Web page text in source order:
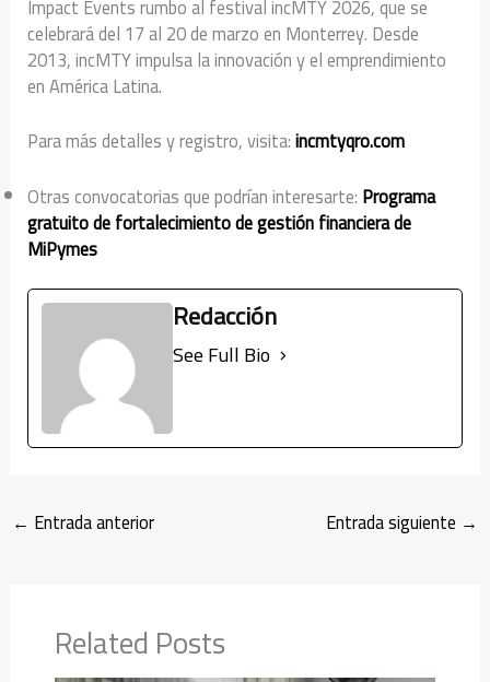
Impact Events rumbo al festival incMTY 2026, que se
celebrará del 17 al 20 de marzo en Monterrey. Desde
2013, incMTY impulsa la innovación y el emprendimiento
en América Latina.
Para más detalles y registro, visita:incmtyqro.com
Otras convocatorias que podrían interesarte: Programa
gratuito de fortalecimiento de gestión financiera de
MiPymes
Redacción
See Full Bio
← Entrada anterior Entrada siguiente →
Related Posts